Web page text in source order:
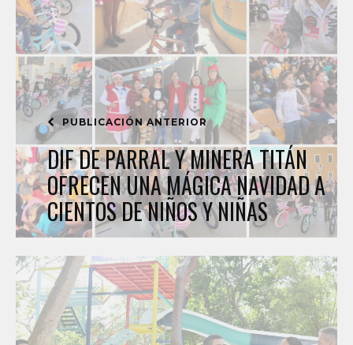
PUBLICACIÓN ANTERIOR
DIF DE PARRAL Y MINERA TITÁN
OFRECEN UNA MÁGICA NAVIDAD A
CIENTOS DE NIÑOS Y NIÑAS